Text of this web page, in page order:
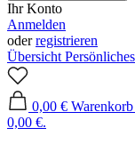
Ihr Konto
Anmelden
oderregistrieren
Übersicht
0,00 €
0,00 €.